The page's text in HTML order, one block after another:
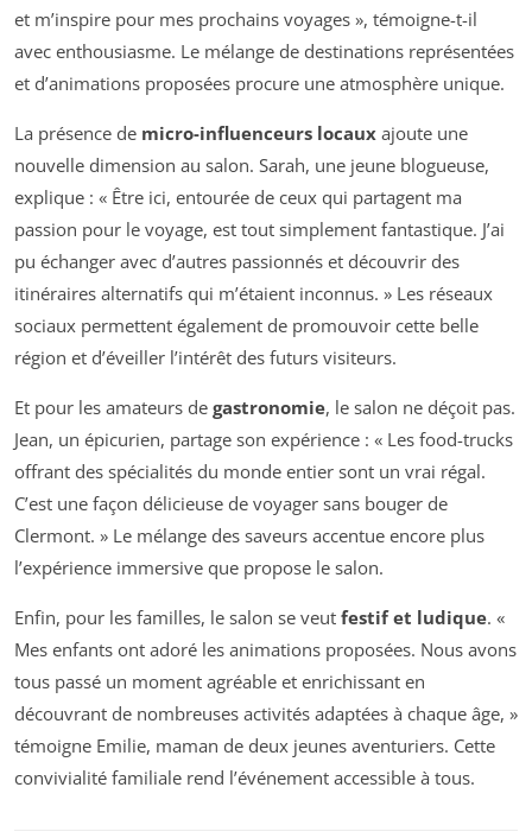
et m’inspire pour mes prochains voyages », témoigne-t-il
avec enthousiasme. Le mélange de destinations représentées
et d’animations proposées procure une atmosphère unique.
La présence de micro-influenceurs locaux ajoute une
nouvelle dimension au salon. Sarah, une jeune blogueuse,
explique : « Être ici, entourée de ceux qui partagent ma
passion pour le voyage, est tout simplement fantastique. J’ai
pu échanger avec d’autres passionnés et découvrir des
itinéraires alternatifs qui m’étaient inconnus. » Les réseaux
sociaux permettent également de promouvoir cette belle
région et d’éveiller l’intérêt des futurs visiteurs.
Et pour les amateurs de gastronomie, le salon ne déçoit pas.
Jean, un épicurien, partage son expérience : « Les food-trucks
offrant des spécialités du monde entier sont un vrai régal.
C’est une façon délicieuse de voyager sans bouger de
Clermont. » Le mélange des saveurs accentue encore plus
l’expérience immersive que propose le salon.
Enfin, pour les familles, le salon se veut festif et ludique. «
Mes enfants ont adoré les animations proposées. Nous avons
tous passé un moment agréable et enrichissant en
découvrant de nombreuses activités adaptées à chaque âge, »
témoigne Emilie, maman de deux jeunes aventuriers. Cette
convivialité familiale rend l’événement accessible à tous.